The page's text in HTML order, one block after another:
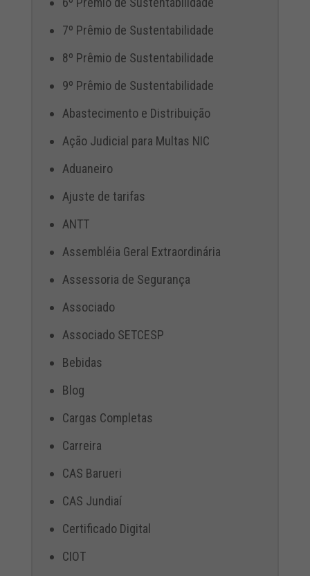
7º Prêmio de Sustentabilidade
8º Prêmio de Sustentabilidade
9º Prêmio de Sustentabilidade
Abastecimento e Distribuição
Ação Judicial para Multas NIC
Aduaneiro
Ajuste de tarifas
ANTT
Assembléia Geral Extraordinária
Assessoria de Segurança
Associado
Associado SETCESP
Bebidas
Blog
Cargas Completas
Carreira
CAS Barueri
CAS Jundiaí
Certificado Digital
CIOT